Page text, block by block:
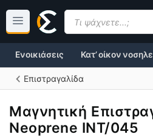
περιεχόμενο
Products
search
Κατ’ οίκον
Ενοικιάσεις
Επιστραγαλίδα
Μαγνητική
Neoprene INT/045